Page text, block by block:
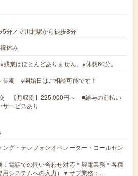
5分／立川北駅から徒歩8分
休み
業はほとんどありません。※休憩60分。
長期 ※開始日はご相談可能です！
【月収例】225,000円～ ■給与の前払い
ービスあり
ング・テレフォンオペレーター・コールセン
電話での問い合わせ対応＊架電業務＊各種
用システムへの入力）▼サブ業務：…